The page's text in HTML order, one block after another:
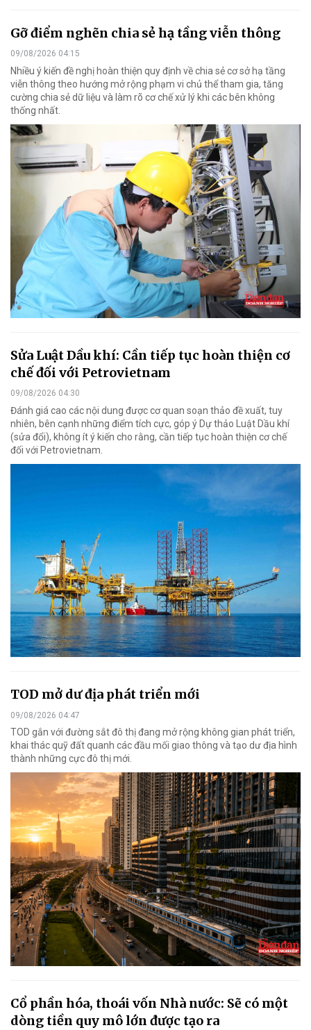
Gỡ điểm nghẽn chia sẻ hạ tầng viễn thông
09/08/2026 04:15
Nhiều ý kiến đề nghị hoàn thiện quy định về chia sẻ cơ sở hạ tầng
viễn thông theo hướng mở rộng phạm vi chủ thể tham gia, tăng
cường chia sẻ dữ liệu và làm rõ cơ chế xử lý khi các bên không
thống nhất.
Sửa Luật Dầu khí: Cần tiếp tục hoàn thiện cơ
chế đối với Petrovietnam
09/08/2026 04:30
Đánh giá cao các nội dung được cơ quan soạn thảo đề xuất, tuy
nhiên, bên cạnh những điểm tích cực, góp ý Dự thảo Luật Dầu khí
(sửa đổi), không ít ý kiến cho rằng, cần tiếp tục hoàn thiện cơ chế
đối với Petrovietnam.
TOD mở dư địa phát triển mới
09/08/2026 04:47
TOD gắn với đường sắt đô thị đang mở rộng không gian phát triển,
khai thác quỹ đất quanh các đầu mối giao thông và tạo dư địa hình
thành những cực đô thị mới.
Cổ phần hóa, thoái vốn Nhà nước: Sẽ có một
dòng tiền quy mô lớn được tạo ra